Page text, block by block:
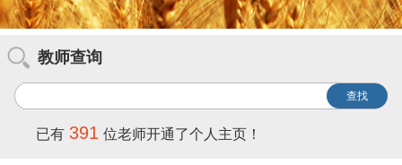
教师查询
查找
已有 391 位老师开通了个人主页！